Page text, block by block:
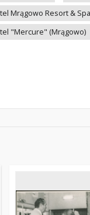
Mrągowo Resort & Spa
"Mercure" (Mrągowo)